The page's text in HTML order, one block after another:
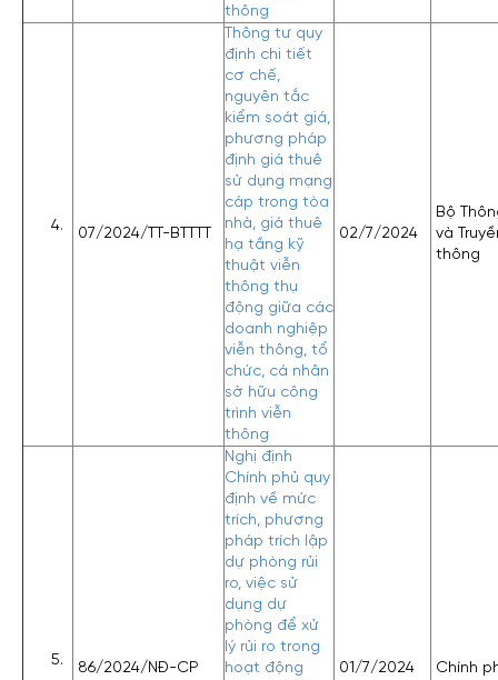
thông
07/2024/TT-BTTTT
Thông tư quy
định chi tiết
cơ chế,
nguyên tắc
kiểm soát giá,
phương pháp
định giá thuê
sử dụng mạng
cáp trong tòa
nhà, giá thuê
hạ tầng kỹ
thuật viễn
thông thụ
động giữa các
doanh nghiệp
viễn thông, tổ
chức, cá nhân
sở hữu công
trình viễn
thông
02/7/2024
Bộ
và
thông
86/2024/NĐ-CP
Nghị định
Chính phủ quy
định về mức
trích, phương
pháp trích lập
dự phòng rủi
ro, việc sử
dụng dự
phòng để xử
lý rủi ro trong
hoạt động
01/7/2024 Chính